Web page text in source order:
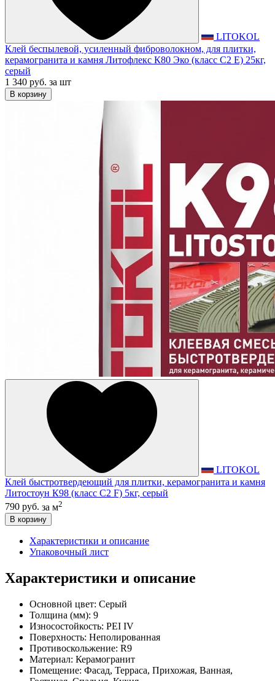
LITOKOL
Клей беспылевой, усиленный фиброволокном, для плитки,
керамогранита и камня Литофлекс К80 Эко (класс С2 Е) 25кг,
серый
1 340 руб. за шт
В корзину
LITOKOL
Клей быстротвердеющий для плитки, керамогранита и камня
Литостоун К98 (класс С2 F) 5кг, серый
790 руб. за м2
В корзину
Характеристики и описание
Упаковочный лист
Характеристики и описание
Основной цвет: Серый
Толщина (мм): 9
Износостойкость: PEI IV
Поверхность: Неполированная
Противоскольжение: R9
Материал: Керамогранит
Помещение: Фасад, Терраса, Прихожая, Ванная,